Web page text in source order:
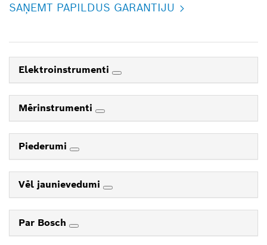
SAŅEMT PAPILDUS GARANTIJU
Elektroinstrumenti
Mērinstrumenti
Piederumi
Vēl jaunievedumi
Par Bosch